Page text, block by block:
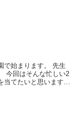
まります。 先生
2
当てたいと思います。